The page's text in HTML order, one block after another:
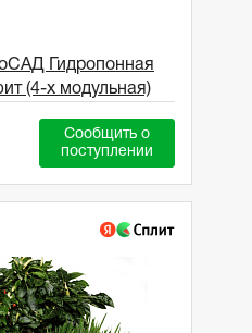
Гидропонная
(4-х модульная)
Сообщить о
поступлении